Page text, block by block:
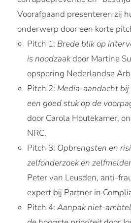
Voorafgaand presenteren zij
onderwerp door een korte
Pitch 1: Brede blik op
is noodzaakdoor Martine
opsporing Nederlandse
Pitch 2: Media-aandacht
een goed stuk op de
door Carola Houtekamer,
NRC.
Pitch 3: Opbrengsten en
zelfonderzoek en
Peter van Leusden, anti-
expert bij Partner in
Pitch 4: Aanpak niet-